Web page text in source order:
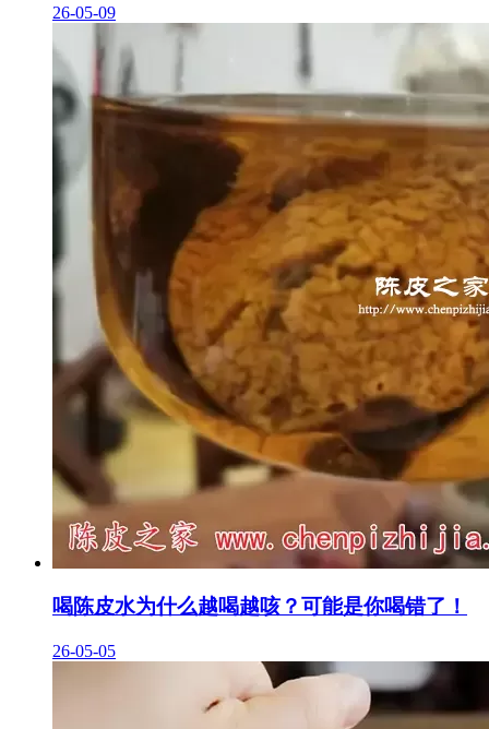
26-05-09
喝陈皮水为什么越喝越咳？可能是你喝错了！
26-05-05